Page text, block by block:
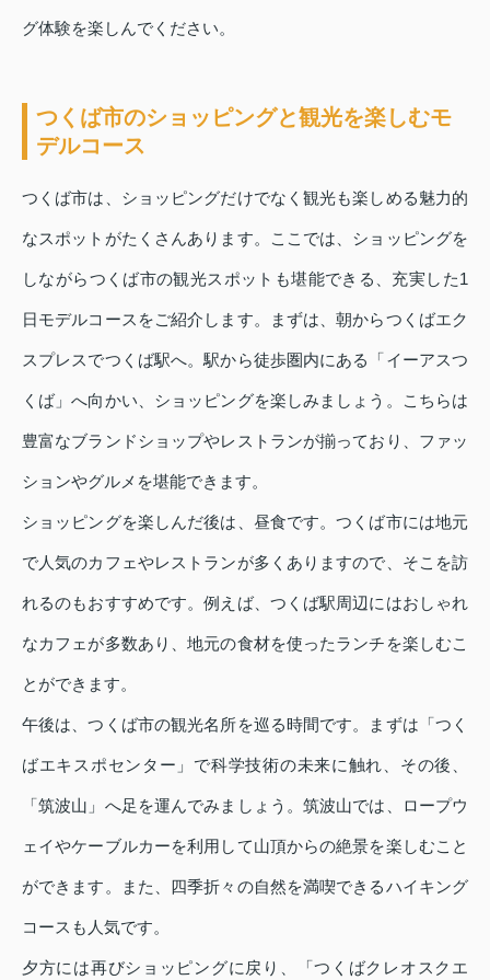
グ体験を楽しんでください。
つくば市のショッピングと観光を楽しむモ
デルコース
つくば市は、ショッピングだけでなく観光も楽しめる魅力的
なスポットがたくさんあります。ここでは、ショッピングを
しながらつくば市の観光スポットも堪能できる、充実した1
日モデルコースをご紹介します。まずは、朝からつくばエク
スプレスでつくば駅へ。駅から徒歩圏内にある「イーアスつ
くば」へ向かい、ショッピングを楽しみましょう。こちらは
豊富なブランドショップやレストランが揃っており、ファッ
ションやグルメを堪能できます。
ショッピングを楽しんだ後は、昼食です。つくば市には地元
で人気のカフェやレストランが多くありますので、そこを訪
れるのもおすすめです。例えば、つくば駅周辺にはおしゃれ
なカフェが多数あり、地元の食材を使ったランチを楽しむこ
とができます。
午後は、つくば市の観光名所を巡る時間です。まずは「つく
ばエキスポセンター」で科学技術の未来に触れ、その後、
「筑波山」へ足を運んでみましょう。筑波山では、ロープウ
ェイやケーブルカーを利用して山頂からの絶景を楽しむこと
ができます。また、四季折々の自然を満喫できるハイキング
コースも人気です。
夕方には再びショッピングに戻り、「つくばクレオスクエ